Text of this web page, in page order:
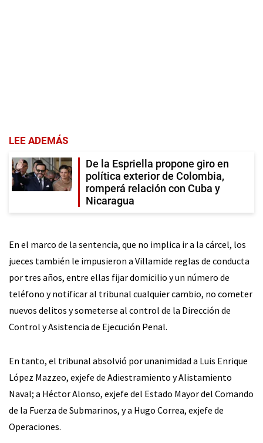
LEE ADEMÁS
De la Espriella propone giro en
política exterior de Colombia,
romperá relación con Cuba y
Nicaragua
En el marco de la sentencia, que no implica ir a la cárcel, los
jueces también le impusieron a Villamide reglas de conducta
por tres años, entre ellas fijar domicilio y un número de
teléfono y notificar al tribunal cualquier cambio, no cometer
nuevos delitos y someterse al control de la Dirección de
Control y Asistencia de Ejecución Penal.
En tanto, el tribunal absolvió por unanimidad a Luis Enrique
López Mazzeo, exjefe de Adiestramiento y Alistamiento
Naval; a Héctor Alonso, exjefe del Estado Mayor del Comando
de la Fuerza de Submarinos, y a Hugo Correa, exjefe de
Operaciones.